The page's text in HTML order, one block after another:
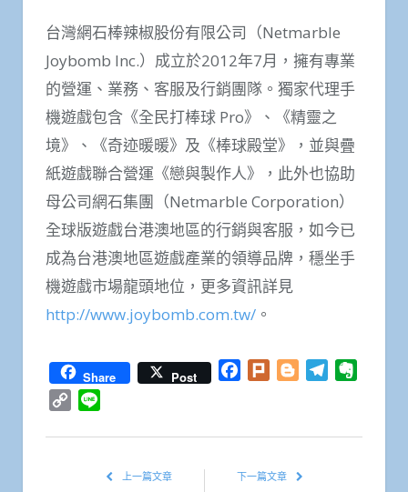
台灣網石棒辣椒股份有限公司（Netmarble
Joybomb Inc.）成立於2012年7月，擁有專業
的營運、業務、客服及行銷團隊。獨家代理手
機遊戲包含《全民打棒球 Pro》、《精靈之
境》、《奇迹暖暖》及《棒球殿堂》，並與疊
紙遊戲聯合營運《戀與製作人》，此外也協助
母公司網石集團（Netmarble Corporation）
全球版遊戲台港澳地區的行銷與客服，如今已
成為台港澳地區遊戲產業的領導品牌，穩坐手
機遊戲市場龍頭地位，更多資訊詳見
http://www.joybomb.com.tw/ 。
Share Post Facebook
Plurk BloggerTelegram
Copy
上一篇文章 下一篇文章